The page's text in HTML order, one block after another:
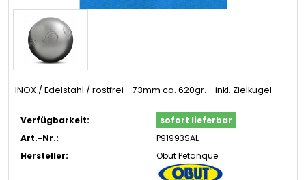
INOX / Edelstahl / rostfrei - 73mm ca. 620gr. - inkl. Zielkugel
Verfügbarkeit:
sofort lieferbar
Art.-Nr.:
P91993SAL
Hersteller:
Obut Petanque